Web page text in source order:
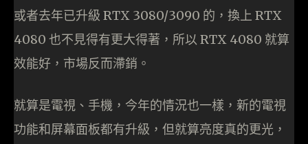
或者去年已升級 RTX 3080/3090 的，換上 RTX
4080 也不見得有更大得著，所以 RTX 4080 就算
效能好，市場反而滯銷。
就算是電視、手機，今年的情況也一樣，新的電視
功能和屏幕面板都有升級，但就算亮度真的更光，